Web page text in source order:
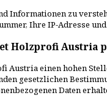
Informationen zu
Ihre IP-Adresse
Holzprofi Austria
Austria einen hohen
gesetzlichen
Daten